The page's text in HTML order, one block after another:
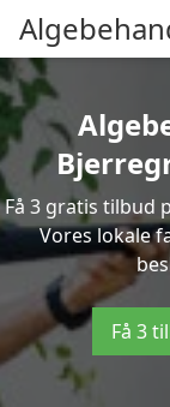
Få 3 gratis tilbud
Vores lokale
Få 3